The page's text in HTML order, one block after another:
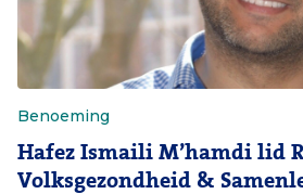
Benoeming
Hafez Ismaili M’hamdi lid
Volksgezondheid &